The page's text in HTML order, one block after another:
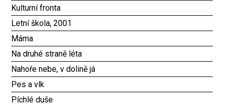
Kulturní fronta
Letní škola, 2001
Máma
Na druhé straně léta
Nahoře nebe, v dolině já
Pes a vlk
Píchlé duše